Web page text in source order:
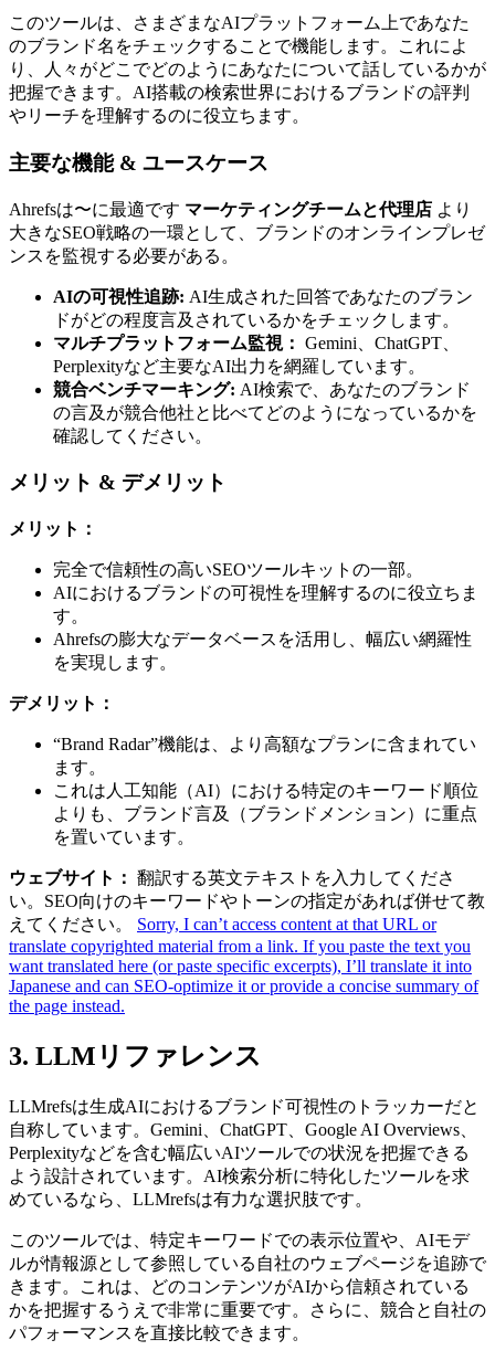
このツールは、さまざまなAIプラットフォーム上であなた
のブランド名をチェックすることで機能します。これによ
り、人々がどこでどのようにあなたについて話しているかが
把握できます。AI搭載の検索世界におけるブランドの評判
やリーチを理解するのに役立ちます。
主要な機能 & ユースケース
Ahrefsは〜に最適です マーケティングチームと代理店 より
大きなSEO戦略の一環として、ブランドのオンラインプレゼ
ンスを監視する必要がある。
AIの可視性追跡: AI生成された回答であなたのブラン
ドがどの程度言及されているかをチェックします。
マルチプラットフォーム監視： Gemini、ChatGPT、
Perplexityなど主要なAI出力を網羅しています。
競合ベンチマーキング: AI検索で、あなたのブランド
の言及が競合他社と比べてどのようになっているかを
確認してください。
メリット & デメリット
メリット：
完全で信頼性の高いSEOツールキットの一部。
AIにおけるブランドの可視性を理解するのに役立ちま
す。
Ahrefsの膨大なデータベースを活用し、幅広い網羅性
を実現します。
デメリット：
“Brand Radar”機能は、より高額なプランに含まれてい
ます。
これは人工知能（AI）における特定のキーワード順位
よりも、ブランド言及（ブランドメンション）に重点
を置いています。
ウェブサイト： 翻訳する英文テキストを入力してくださ
い。SEO向けのキーワードやトーンの指定があれば併せて教
えてください。 Sorry, I can’t access content at that URL or
translate copyrighted material from a link. If you paste the text you
want translated here (or paste specific excerpts), I’ll translate it into
Japanese and can SEO-optimize it or provide a concise summary of
the page instead.
3. LLMリファレンス
LLMrefsは生成AIにおけるブランド可視性のトラッカーだと
自称しています。Gemini、ChatGPT、Google AI Overviews、
Perplexityなどを含む幅広いAIツールでの状況を把握できる
よう設計されています。AI検索分析に特化したツールを求
めているなら、LLMrefsは有力な選択肢です。
このツールでは、特定キーワードでの表示位置や、AIモデ
ルが情報源として参照している自社のウェブページを追跡で
きます。これは、どのコンテンツがAIから信頼されている
かを把握するうえで非常に重要です。さらに、競合と自社の
パフォーマンスを直接比較できます。